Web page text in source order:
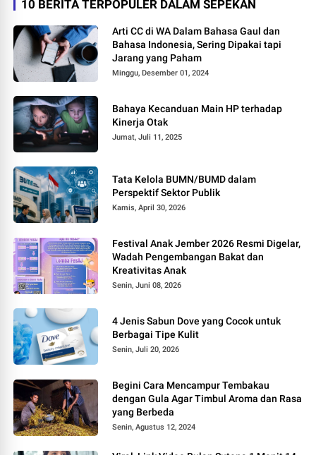
10 BERITA TERPOPULER DALAM SEPEKAN
Arti CC di WA Dalam Bahasa Gaul dan
Bahasa Indonesia, Sering Dipakai tapi
Jarang yang Paham
Minggu, Desember 01, 2024
Bahaya Kecanduan Main HP terhadap
Kinerja Otak
Jumat, Juli 11, 2025
Tata Kelola BUMN/BUMD dalam
Perspektif Sektor Publik
Kamis, April 30, 2026
Festival Anak Jember 2026 Resmi Digelar,
Wadah Pengembangan Bakat dan
Kreativitas Anak
Senin, Juni 08, 2026
4 Jenis Sabun Dove yang Cocok untuk
Berbagai Tipe Kulit
Senin, Juli 20, 2026
Begini Cara Mencampur Tembakau
dengan Gula Agar Timbul Aroma dan Rasa
yang Berbeda
Senin, Agustus 12, 2024